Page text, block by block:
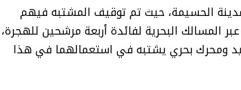
الحسيمة، حيث تم توقيف المشتبه فيهم
المسالك البحرية لفائدة أربعة مرشحين للهجرة،
ومحرك بحري يشتبه في استعمالهما في هذا